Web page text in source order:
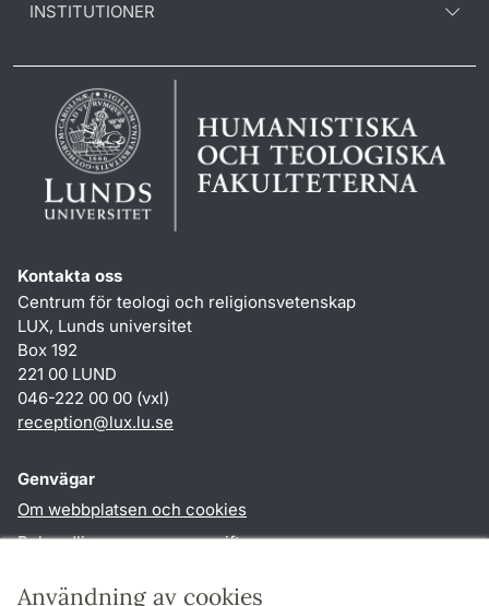
Användning av cookies
INSTITUTIONER
Kontakta oss
Centrum för teologi och religionsvetenskap
LUX, Lunds universitet
Box 192
221 00 LUND
046-222 00 00 (vxl)
reception@lux.lu.se
Genvägar
Om webbplatsen och cookies
Behandling av personuppgifter